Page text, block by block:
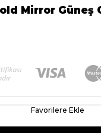
Mirror Güneş
Favorilere Ekle